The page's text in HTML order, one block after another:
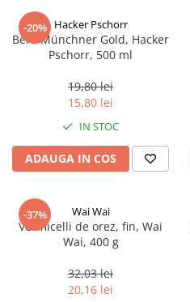
-20% Hacker Pschorr
Bere Münchner Gold, Hacker
Pschorr, 500 ml
19,80 lei
15,80 lei
IN STOC
ADAUGA IN COS
-37% Wai Wai
Vermicelli de orez, fin, Wai
Wai, 400 g
32,03 lei
20,16 lei